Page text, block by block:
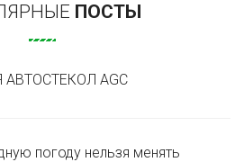
ПОСТЫ
AGC
погоду нельзя менять